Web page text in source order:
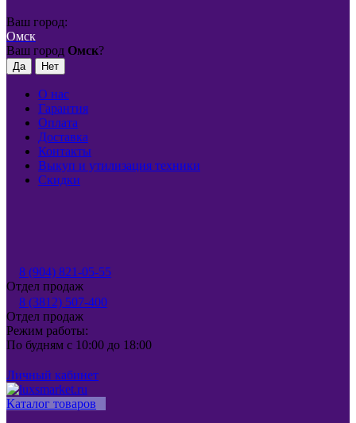
Ваш город:
Омск
Ваш город Омск?
О нас
Гарантия
Оплата
Доставка
Контакты
Выкуп и утилизация техники
Скидки
8 (904) 821-05-55
Отдел продаж
8 (3812) 507-400
Отдел продаж
Режим работы:
По будням с 10:00 до 18:00
Личный кабинет
Каталог товаров